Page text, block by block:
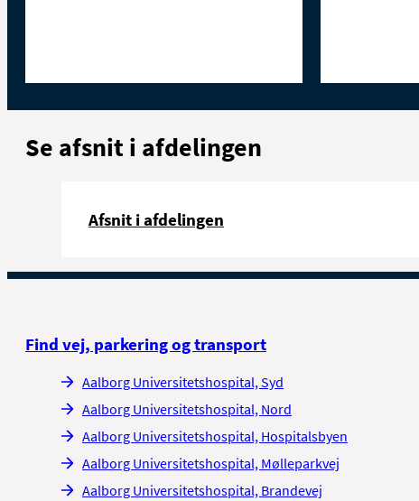
Se afsnit i afdelingen
Afsnit i afdelingen
Find vej, parkering og transport
Aalborg Universitetshospital, Syd
Aalborg Universitetshospital, Nord
Aalborg Universitetshospital, Hospitalsbyen
Aalborg Universitetshospital, Mølleparkvej
Aalborg Universitetshospital, Brandevej